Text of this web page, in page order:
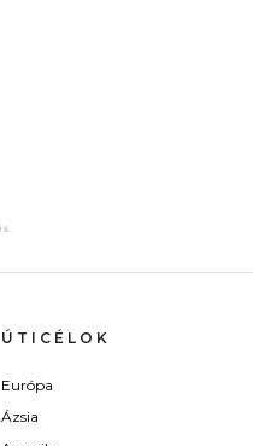
ÚTICÉLOK
Európa
Ázsia